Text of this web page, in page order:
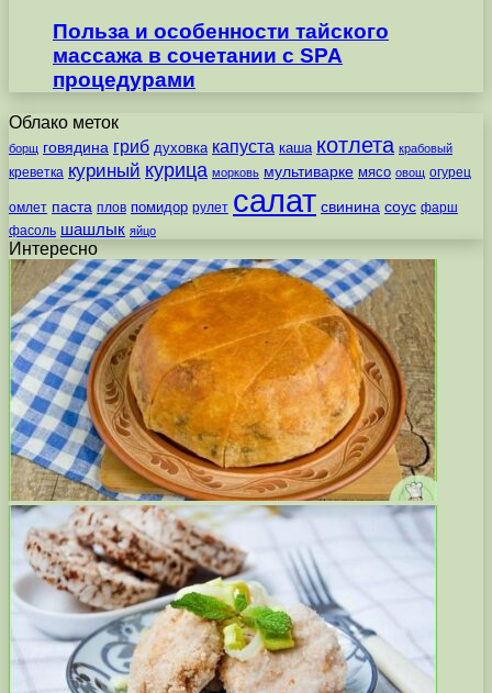
Польза и особенности тайского
массажа в сочетании с SPA
процедурами
Облако меток
борщ говядина гриб духовка капуста каша котлета крабовый
креветка куриный курица морковь мультиварке мясо овощ огурец
омлет паста плов помидор рулет салат свинина соус фарш
фасоль шашлык яйцо
Интересно